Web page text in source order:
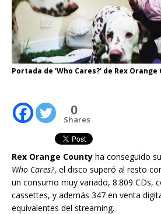
Portada de 'Who Cares?' de Rex Orange
0
Shares
Rex Orange County ha conseguido
Who Cares?, el disco superó al resto
un consumo muy variado, 8.809 CDs,
cassettes, y además 347 en venta
equivalentes del streaming.